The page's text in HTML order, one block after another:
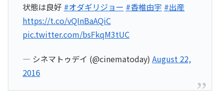
状態は良好 #オダギリジョー #香椎由宇 #出産
https://t.co/vQInBaAQiC
pic.twitter.com/bsFkqM3tUC
— シネマトゥデイ (@cinematoday) August 22,
2016